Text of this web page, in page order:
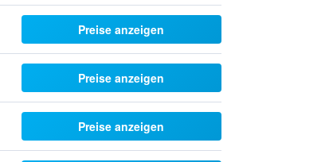
Preise anzeigen
Preise anzeigen
Preise anzeigen